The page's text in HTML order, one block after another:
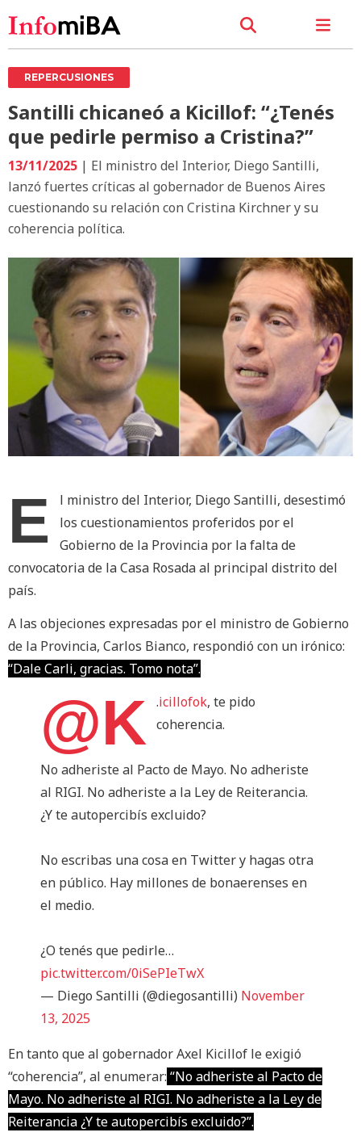
REPERCUSIONES
Santilli chicaneó a Kicillof: “¿Tenés
que pedirle permiso a Cristina?”
13/11/2025 | El ministro del Interior, Diego Santilli,
lanzó fuertes críticas al gobernador de Buenos Aires
cuestionando su relación con Cristina Kirchner y su
coherencia política.
E
l ministro del Interior, Diego Santilli, desestimó
los cuestionamientos proferidos por el
Gobierno de la Provincia por la falta de
convocatoria de la Casa Rosada al principal distrito del
país.
A las objeciones expresadas por el ministro de Gobierno
de la Provincia, Carlos Bianco, respondió con un irónico:
“Dale Carli, gracias. Tomo nota”.
.
@K icillofok, te pido
coherencia.
No adheriste al Pacto de Mayo. No adheriste
al RIGI. No adheriste a la Ley de Reiterancia.
¿Y te autopercibís excluido?
No escribas una cosa en Twitter y hagas otra
en público. Hay millones de bonaerenses en
el medio.
¿O tenés que pedirle…
pic.twitter.com/0iSePIeTwX
— Diego Santilli (@diegosantilli) November
13, 2025
En tanto que al gobernador Axel Kicillof le exigió
“coherencia”, al enumerar: “No adheriste al Pacto de
Mayo. No adheriste al RIGI. No adheriste a la Ley de
Reiterancia ¿Y te autopercibís excluido?”.